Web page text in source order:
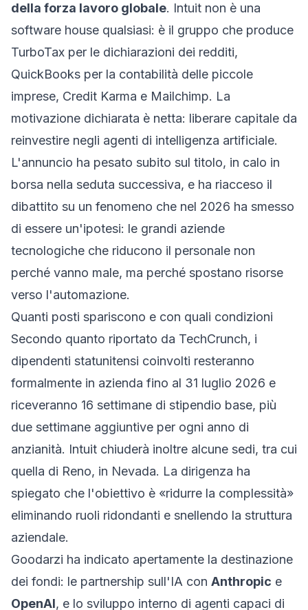
della forza lavoro globale. Intuit non è una
software house qualsiasi: è il gruppo che produce
TurboTax per le dichiarazioni dei redditi,
QuickBooks per la contabilità delle piccole
imprese, Credit Karma e Mailchimp. La
motivazione dichiarata è netta: liberare capitale da
reinvestire negli agenti di intelligenza artificiale.
L'annuncio ha pesato subito sul titolo, in calo in
borsa nella seduta successiva, e ha riacceso il
dibattito su un fenomeno che nel 2026 ha smesso
di essere un'ipotesi: le grandi aziende
tecnologiche che riducono il personale non
perché vanno male, ma perché spostano risorse
verso l'automazione.
Quanti posti spariscono e con quali condizioni
Secondo quanto riportato da TechCrunch, i
dipendenti statunitensi coinvolti resteranno
formalmente in azienda fino al 31 luglio 2026 e
riceveranno 16 settimane di stipendio base, più
due settimane aggiuntive per ogni anno di
anzianità. Intuit chiuderà inoltre alcune sedi, tra cui
quella di Reno, in Nevada. La dirigenza ha
spiegato che l'obiettivo è «ridurre la complessità»
eliminando ruoli ridondanti e snellendo la struttura
aziendale.
Goodarzi ha indicato apertamente la destinazione
dei fondi: le partnership sull'IA con Anthropic e
OpenAI, e lo sviluppo interno di agenti capaci di